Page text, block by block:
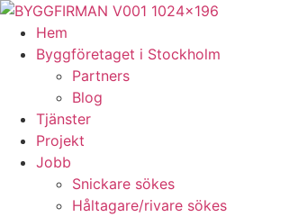
Skip
content
Hem
Byggföretaget i Stockholm
Partners
Blog
Tjänster
Projekt
Jobb
Snickare sökes
Håltagare/rivare sökes